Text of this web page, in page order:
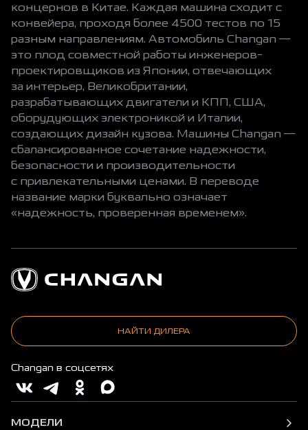
концернов в Китае. Каждая машина сходит с
конвейера, проходя более 4500 тестов по 15
разным направлениям. Автомобиль Changan —
это плод совместной работы инженеров-
проектировщиков из Японии, отвечающих
за интерьер, Великобритании,
разрабатывающих двигатели и КПП, США,
оборудующих электроникой и Италии,
создающих дизайн кузова. Машины Changan —
сбалансированное сочетание надежности,
безопасности и производительности
с привлекательными ценами. В переводе
название марки буквально означает
«надежность, проверенная временем».
НАЙТИ ДИЛЕРА
Changan в соцсетях
МОДЕЛИ